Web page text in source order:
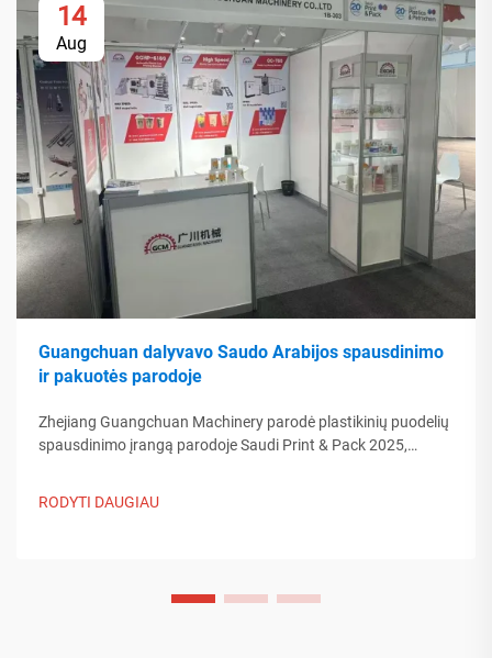
14
Aug
Guangchuan dalyvavo Saudo Arabijos spausdinimo
ir pakuotės parodoje
Zhejiang Guangchuan Machinery parodė plastikinių puodelių
spausdinimo įrangą parodoje Saudi Print & Pack 2025,
RODYTI DAUGIAU